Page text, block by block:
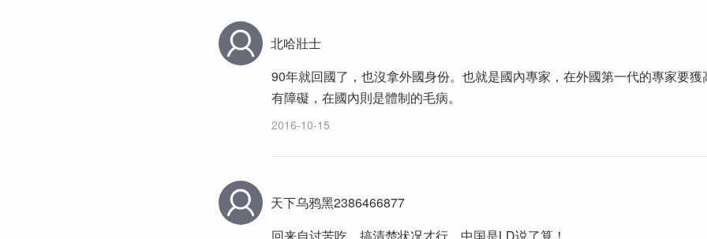
北哈壯士
90年就回國了，也沒拿外國身份。也就是國內專家，在外國第一代的專家要獲
有障礙，在國內則是體制的毛病。
2016-10-15
天下乌鸦黑2386466877